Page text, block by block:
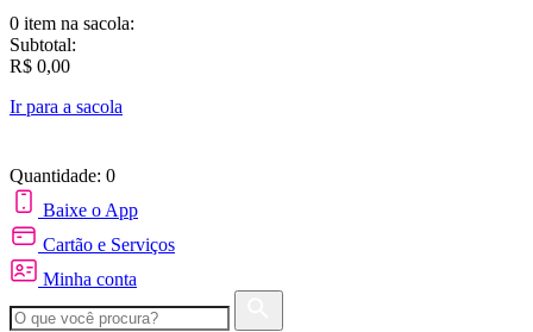
0 item na sacola:
Subtotal:
R$ 0,00
Ir para a sacola
Quantidade: 0
Baixe o App
Cartão e Serviços
Minha conta